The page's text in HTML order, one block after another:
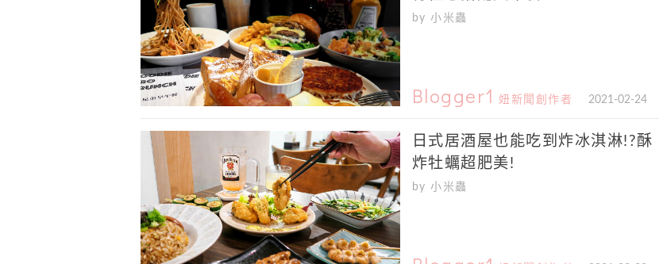
by 小米蟲
Blogger1 妞新聞創作者 2021-02-24
日式居酒屋也能吃到炸冰淇淋!?酥
炸牡蠣超肥美!
by 小米蟲